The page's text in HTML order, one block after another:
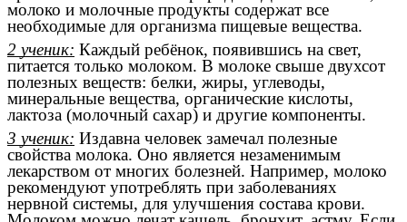
молоко и молочные продукты содержат все
необходимые для организма пищевые вещества.
2 ученик: Каждый ребёнок, появившись на свет,
питается только молоком. В молоке свыше двухсот
полезных веществ: белки, жиры, углеводы,
минеральные вещества, органические кислоты,
лактоза (молочный сахар) и другие компоненты.
3 ученик: Издавна человек замечал полезные
свойства молока. Оно является незаменимым
лекарством от многих болезней. Например, молоко
рекомендуют употреблять при заболеваниях
нервной системы, для улучшения состава крови.